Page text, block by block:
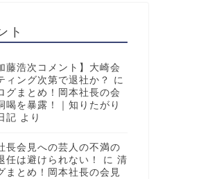
ト
藤浩次コメント】大崎会
ィング次第で退社か？
に
グまとめ！岡本社長の会
喝を暴露！｜知りたがり
記 より
長会見への芸人の不満の
任は避けられない！
に 清
まとめ！岡本社長の会見